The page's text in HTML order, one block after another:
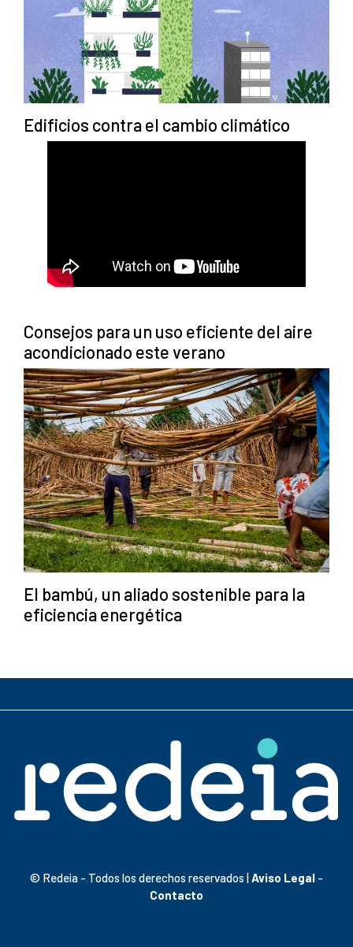
Edificios contra el cambio climático
Consejos para un uso eficiente del aire
acondicionado este verano
El bambú, un aliado sostenible para la
eficiencia energética
© Redeia - Todos los derechos reservados |Aviso Legal -
Contacto